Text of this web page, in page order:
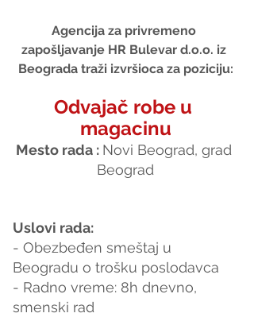
Agencija za privremeno
zapošljavanje HR Bulevar d.o.o. iz
Beograda traži izvršioca za poziciju:
Odvajač robe u
magacinu
Mesto rada : Novi Beograd, grad
Beograd
Uslovi rada:
- Obezbeđen smeštaj u
Beogradu o trošku poslodavca
- Radno vreme: 8h dnevno,
smenski rad